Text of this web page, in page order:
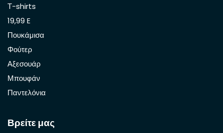
Τ-shirts
19,99 E
Πουκάμισα
Φούτερ
Αξεσουάρ
Μπουφάν
Παντελόνια
Βρείτε μας